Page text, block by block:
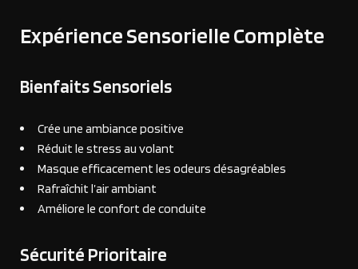
Expérience Sensorielle Complète
Bienfaits Sensoriels
Crée une ambiance positive
Réduit le stress au volant
Masque efficacement les odeurs désagréables
Rafraîchit l’air ambiant
Améliore le confort de conduite
Sécurité Prioritaire